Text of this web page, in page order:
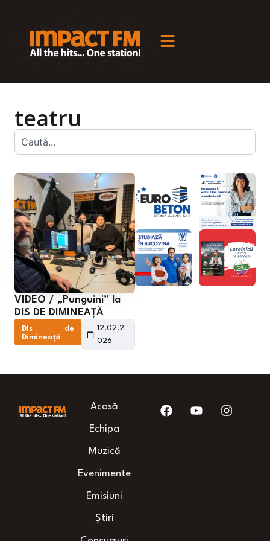
teatru
VIDEO / „Punguini” la
DIS DE DIMINEAȚĂ
Dis de
Dimineață
12.02.2
026
Acasă
Echipa
Muzică
Evenimente
Emisiuni
Știri